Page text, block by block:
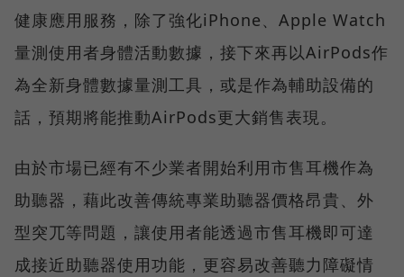
健康應用服務，除了強化iPhone、Apple Watch
量測使用者身體活動數據，接下來再以AirPods作
為全新身體數據量測工具，或是作為輔助設備的
話，預期將能推動AirPods更大銷售表現。
由於市場已經有不少業者開始利用市售耳機作為
助聽器，藉此改善傳統專業助聽器價格昂貴、外
型突兀等問題，讓使用者能透過市售耳機即可達
成接近助聽器使用功能，更容易改善聽力障礙情